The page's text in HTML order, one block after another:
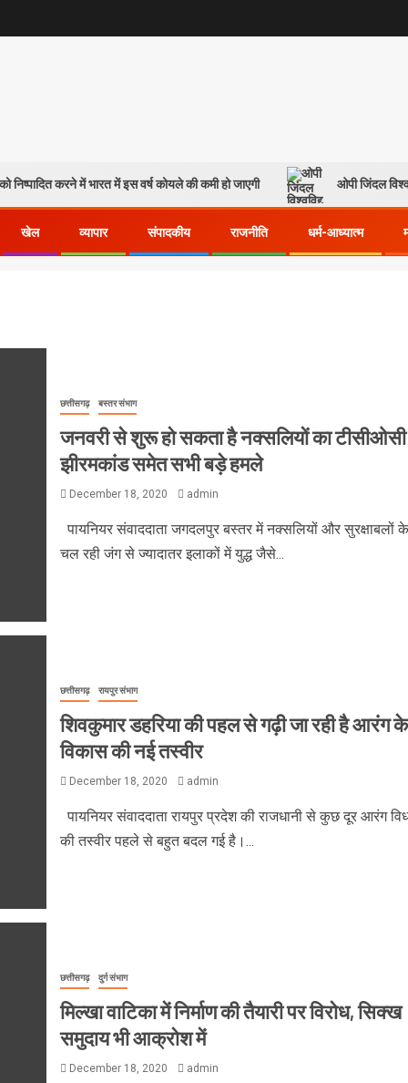
निष्पादित करने में भारत में इस वर्ष कोयले की कमी हो जाएगी ओपी जिंदल
खेल व्यापार संपादकीय राजनीति धर्म-आध्यात्म
छत्तीसगढ़ बस्तर संभाग
जनवरी से शुरू हो सकता है नक्सलियों का टीसीओसी
झीरमकांड समेत सभी बड़े हमले
December 18, 2020 admin
पायनियर संवाददाता जगदलपुर बस्तर में नक्सलियों और सुरक्षाबलों
चल रही जंग से ज्यादातर इलाकों में युद्ध जैसे...
छत्तीसगढ़ रायपुर संभाग
शिवकुमार डहरिया की पहल से गढ़ी जा रही है आरंग के
विकास की नई तस्वीर
December 18, 2020 admin
पायनियर संवाददाता रायपुर प्रदेश की राजधानी से कुछ दूर आरंग
की तस्वीर पहले से बहुत बदल गई है।...
छत्तीसगढ़ दुर्ग संभाग
मिल्खा वाटिका में निर्माण की तैयारी पर विरोध, सिक्ख
समुदाय भी आक्रोश में
December 18, 2020 admin